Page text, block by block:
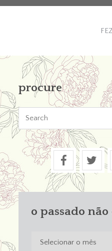
procure
o passado